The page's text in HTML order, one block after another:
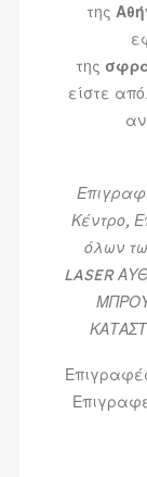
της
της
είστε
Κέντρο,
όλων
LASER